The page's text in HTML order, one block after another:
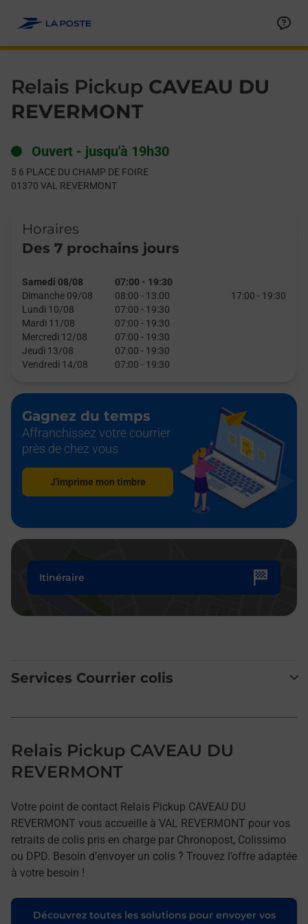
Relais Pickup CAVEAU DU
REVERMONT
Ouvert - jusqu'à 19h30
5 6 PLACE DU CHAMP DE FOIRE
01370 VAL REVERMONT
Horaires
Des 7 prochains jours
Samedi 08/08 07:00 - 19:30
Dimanche 09/08
08:00 - 13:00 17:00 - 19:30
Lundi 10/08
07:00 - 19:30
Mardi 11/08
07:00 - 19:30
Mercredi 12/08
07:00 - 19:30
Jeudi 13/08
07:00 - 19:30
Vendredi 14/08
07:00 - 19:30
Gagnez du temps
Affranchissez votre courrier
près de chez vous
J'imprime mon timbre
Itinéraire
Services Courrier colis
Relais Pickup CAVEAU DU
REVERMONT
Votre point de contact Relais Pickup CAVEAU DU
REVERMONT vous accueille à VAL REVERMONT pour vos
retraits de colis pris en charge par Chronopost, Colissimo
ou DPD. Besoin d’envoyer un colis ? Trouvez l’offre adaptée
à votre besoin !
Découvrez toutes les solutions pour envoyer vos